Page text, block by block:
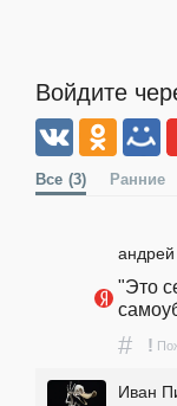
Войдите
Все (3) Ранние
"Это
# !
Иван